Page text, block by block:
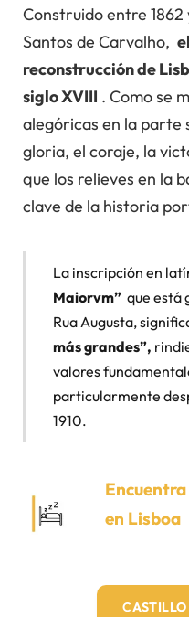
Construido entre
Santos de Carvalho,
reconstrucción de
siglo XVIII . Como se
alegóricas en la parte
gloria, el coraje, la
que los relieves en la
clave de la historia
La inscripción en
Maiorvm” que está
Rua Augusta,
más grandes”,
valores
particularmente
1910.
en Lisboa
C